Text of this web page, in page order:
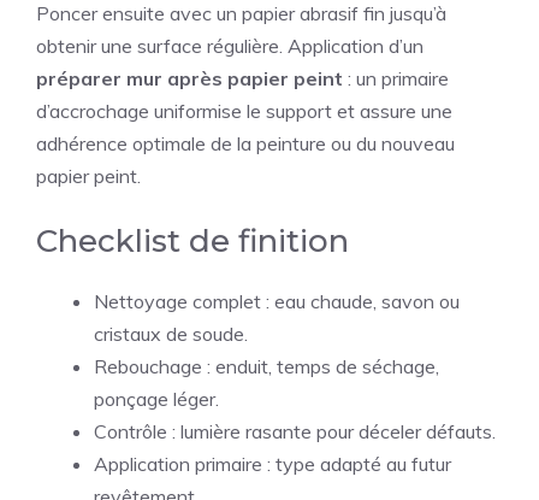
Poncer ensuite avec un papier abrasif fin jusqu’à
obtenir une surface régulière. Application d’un
préparer mur après papier peint : un primaire
d’accrochage uniformise le support et assure une
adhérence optimale de la peinture ou du nouveau
papier peint.
Checklist de finition
Nettoyage complet : eau chaude, savon ou
cristaux de soude.
Rebouchage : enduit, temps de séchage,
ponçage léger.
Contrôle : lumière rasante pour déceler défauts.
Application primaire : type adapté au futur